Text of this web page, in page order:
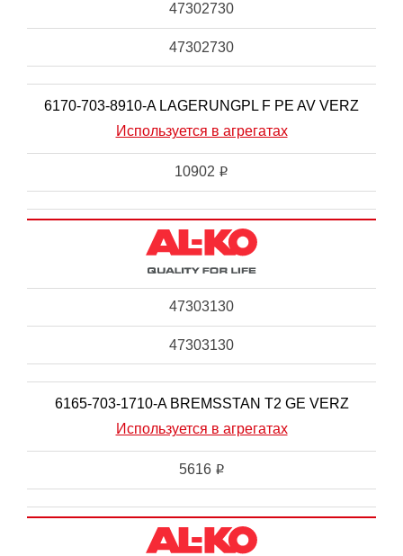
47302730
47302730
6170-703-8910-A LAGERUNGPL F PE AV VERZ
Используется в агрегатах
10902 i
47303130
47303130
6165-703-1710-A BREMSSTAN T2 GE VERZ
Используется в агрегатах
5616 i